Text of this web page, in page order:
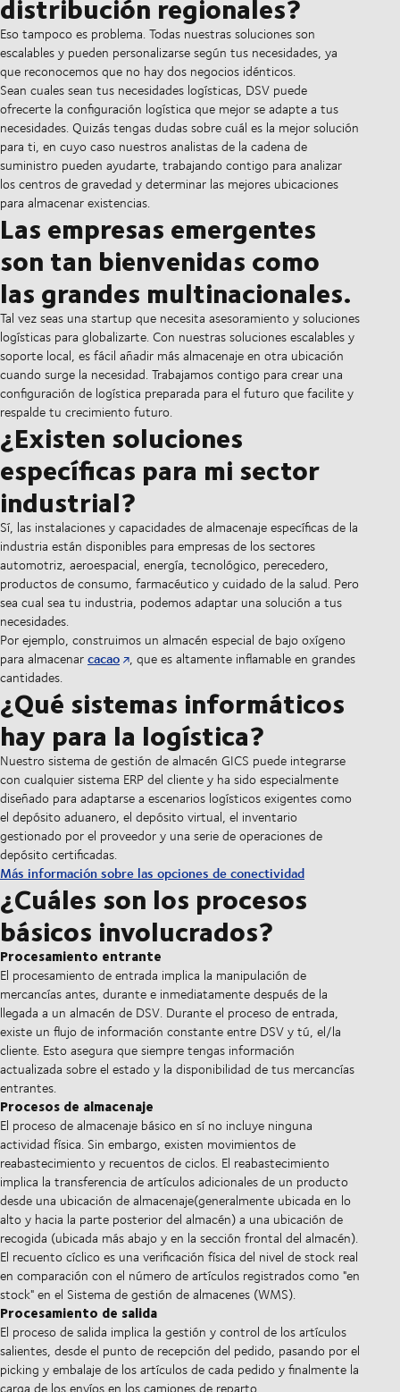
Eso tampoco es problema. Todas nuestras soluciones son
escalables y pueden personalizarse según tus necesidades, ya
que reconocemos que no hay dos negocios idénticos.
Sean cuales sean tus necesidades logísticas, DSV puede
ofrecerte la configuración logística que mejor se adapte a tus
necesidades. Quizás tengas dudas sobre cuál es la mejor solución
para ti, en cuyo caso nuestros analistas de la cadena de
suministro pueden ayudarte, trabajando contigo para analizar
los centros de gravedad y determinar las mejores ubicaciones
para almacenar existencias.
Las empresas emergentes
son tan bienvenidas como
las grandes multinacionales.
Tal vez seas una startup que necesita asesoramiento y soluciones
logísticas para globalizarte. Con nuestras soluciones escalables y
soporte local, es fácil añadir más almacenaje en otra ubicación
cuando surge la necesidad. Trabajamos contigo para crear una
configuración de logística preparada para el futuro que facilite y
respalde tu crecimiento futuro.
¿Existen soluciones
específicas para mi sector
industrial?
Sí, las instalaciones y capacidades de almacenaje específicas de la
industria están disponibles para empresas de los sectores
automotriz, aeroespacial, energía, tecnológico, perecedero,
productos de consumo, farmacéutico y cuidado de la salud. Pero
sea cual sea tu industria, podemos adaptar una solución a tus
necesidades.
Por ejemplo, construimos un almacén especial de bajo oxígeno
para almacenarcacao , que es altamente inflamable en grandes
cantidades.
¿Qué sistemas informáticos
hay para la logística?
Nuestro sistema de gestión de almacén GICS puede integrarse
con cualquier sistema ERP del cliente y ha sido especialmente
diseñado para adaptarse a escenarios logísticos exigentes como
el depósito aduanero, el depósito virtual, el inventario
gestionado por el proveedor y una serie de operaciones de
depósito certificadas.
Más información sobre las opciones de conectividad
¿Cuáles son los procesos
básicos involucrados?
Procesamiento entrante
El procesamiento de entrada implica la manipulación de
mercancías antes, durante e inmediatamente después de la
llegada a un almacén de DSV. Durante el proceso de entrada,
existe un flujo de información constante entre DSV y tú, el/la
cliente. Esto asegura que siempre tengas información
actualizada sobre el estado y la disponibilidad de tus mercancías
entrantes.
Procesos de almacenaje
El proceso de almacenaje básico en sí no incluye ninguna
actividad física. Sin embargo, existen movimientos de
reabastecimiento y recuentos de ciclos. El reabastecimiento
implica la transferencia de artículos adicionales de un producto
desde una ubicación de almacenaje(generalmente ubicada en lo
alto y hacia la parte posterior del almacén) a una ubicación de
recogida (ubicada más abajo y en la sección frontal del almacén).
El recuento cíclico es una verificación física del nivel de stock real
en comparación con el número de artículos registrados como "en
stock" en el Sistema de gestión de almacenes (WMS).
Procesamiento de salida
El proceso de salida implica la gestión y control de los artículos
salientes, desde el punto de recepción del pedido, pasando por el
picking y embalaje de los artículos de cada pedido y finalmente la
carga de los envíos en los camiones de reparto.